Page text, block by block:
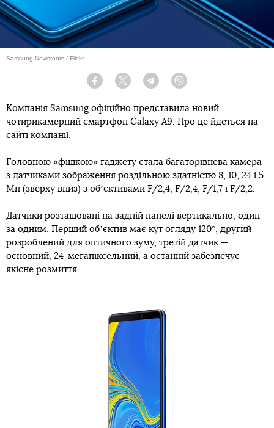
Samsung Newsroom / Flickr
Facebook Twitter Telegram
Компанія Samsung офіційно представила новий
чотирикамерний смартфон Galaxy A9. Про це йдеться на
сайті компанії.
Головною «фішкою» гаджету стала багаторівнева камера
з датчиками зображення роздільною здатністю 8, 10, 24 і 5
Мп (зверху вниз) з обʼєктивами F/2,4, F/2,4, F/1,7 і F/2,2.
Датчики розташовані на задній панелі вертикально, один
за одним. Перший обʼєктив має кут огляду 120°, другий
розроблений для оптичного зуму, третій датчик —
основний, 24-мегапіксельний, а останній забезпечує
якісне розмиття.